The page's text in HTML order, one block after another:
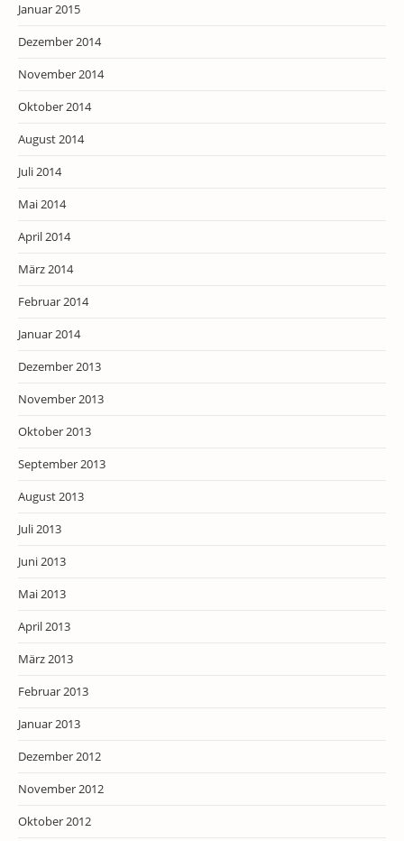
Januar 2015
Dezember 2014
November 2014
Oktober 2014
August 2014
Juli 2014
Mai 2014
April 2014
März 2014
Februar 2014
Januar 2014
Dezember 2013
November 2013
Oktober 2013
September 2013
August 2013
Juli 2013
Juni 2013
Mai 2013
April 2013
März 2013
Februar 2013
Januar 2013
Dezember 2012
November 2012
Oktober 2012